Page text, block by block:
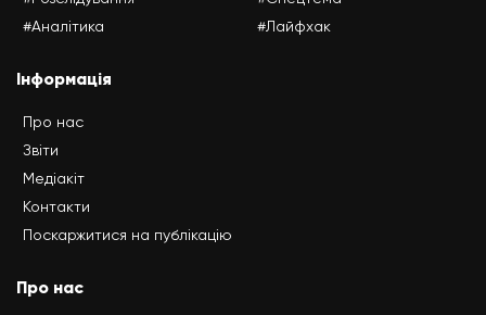
#Аналітика
#Лайфхак
Інформація
Про нас
Звіти
Медіакіт
Контакти
Поскаржитися на публікацію
Про нас